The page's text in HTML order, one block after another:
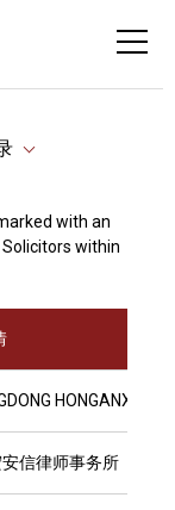
with an
within
HONGANXIN
安信律师事务所（香港